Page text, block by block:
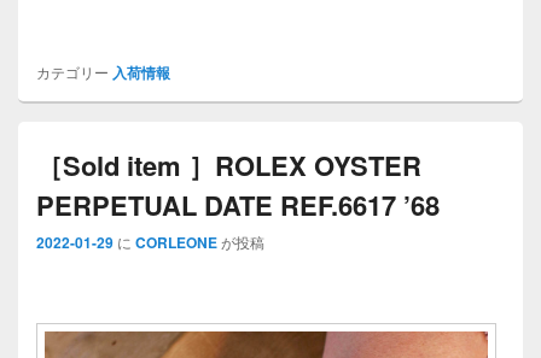
カテゴリー 入荷情報
［Sold item ］ROLEX OYSTER
PERPETUAL DATE REF.6617 ’68
2022-01-29 に CORLEONEが投稿